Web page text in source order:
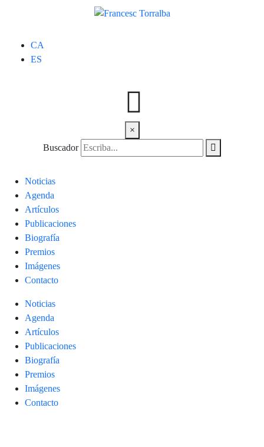
CA
ES
×
Buscador
Noticias
Agenda
Artículos
Publicaciones
Biografía
Premios
Imágenes
Contacto
Noticias
Agenda
Artículos
Publicaciones
Biografía
Premios
Imágenes
Contacto